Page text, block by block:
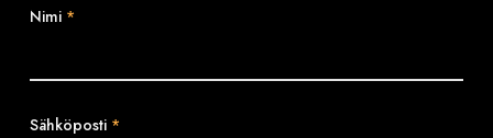
Nimi *
Sähköposti *